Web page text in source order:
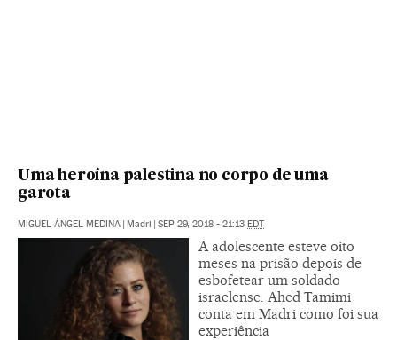
Uma heroína palestina no corpo de uma
garota
MIGUEL ÁNGEL MEDINA | Madri | SEP 29, 2018 - 21:13 EDT
A adolescente esteve oito
meses na prisão depois de
esbofetear um soldado
israelense. Ahed Tamimi
conta em Madri como foi sua
experiência